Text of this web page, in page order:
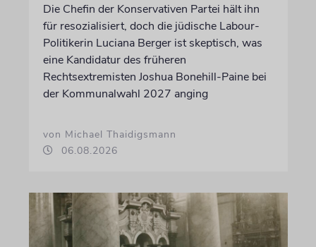
Die Chefin der Konservativen Partei hält ihn
für resozialisiert, doch die jüdische Labour-
Politikerin Luciana Berger ist skeptisch, was
eine Kandidatur des früheren
Rechtsextremisten Joshua Bonehill-Paine bei
der Kommunalwahl 2027 anging
von Michael Thaidigsmann
06.08.2026